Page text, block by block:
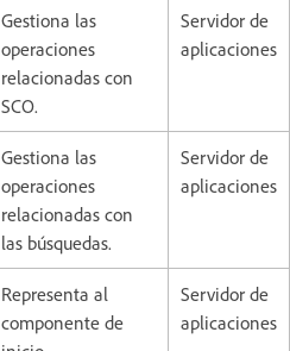
Gestiona las
operaciones
relacionadas con
SCO.
Servidor de
aplicaciones
Gestiona las
operaciones
relacionadas con
las búsquedas.
Servidor de
aplicaciones
Representa al
componente de
Servidor de
aplicaciones